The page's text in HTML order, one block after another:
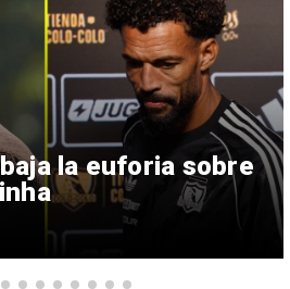
la euforia sobre